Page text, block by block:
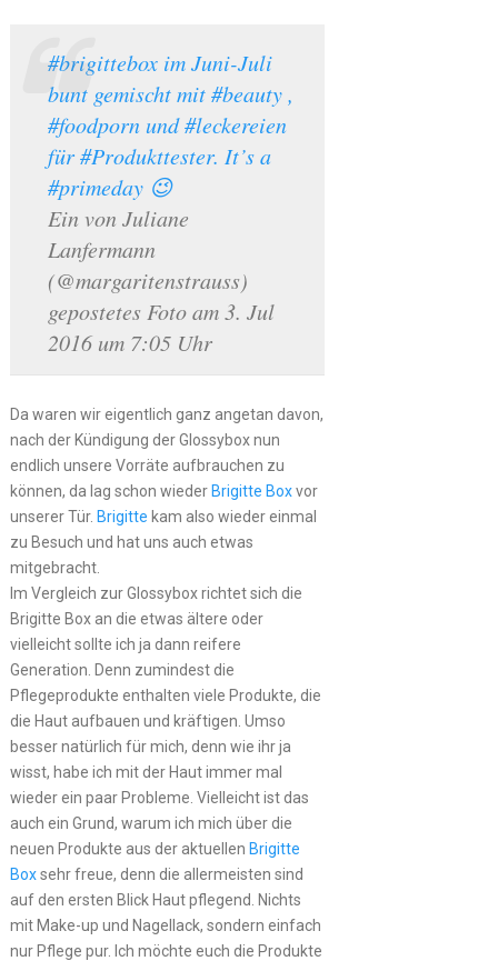
#brigittebox im Juni-Juli
bunt gemischt mit #beauty ,
#foodporn und #leckereien
für #Produkttester. It’s a
#primeday 😉
Ein von Juliane
Lanfermann
(@margaritenstrauss)
gepostetes Foto am 3. Jul
2016 um 7:05 Uhr
Da waren wir eigentlich ganz angetan davon,
nach der Kündigung der Glossybox nun
endlich unsere Vorräte aufbrauchen zu
können, da lag schon wieder Brigitte Boxvor
unserer Tür. Brigitte kam also wieder einmal
zu Besuch und hat uns auch etwas
mitgebracht.
Im Vergleich zur Glossybox richtet sich die
Brigitte Box an die etwas ältere oder
vielleicht sollte ich ja dann reifere
Generation. Denn zumindest die
Pflegeprodukte enthalten viele Produkte, die
die Haut aufbauen und kräftigen. Umso
besser natürlich für mich, denn wie ihr ja
wisst, habe ich mit der Haut immer mal
wieder ein paar Probleme. Vielleicht ist das
auch ein Grund, warum ich mich über die
neuen Produkte aus der aktuellen Brigitte
Boxsehr freue, denn die allermeisten sind
auf den ersten Blick Haut pflegend. Nichts
mit Make-up und Nagellack, sondern einfach
nur Pflege pur. Ich möchte euch die Produkte